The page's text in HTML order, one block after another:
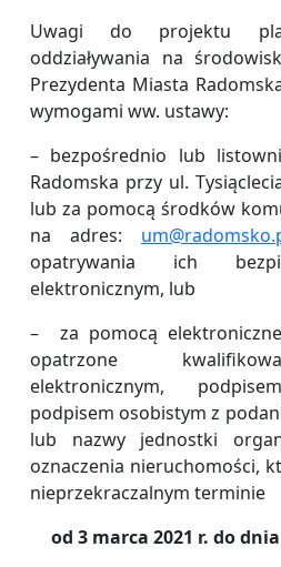
Uwagi do projektu
oddziaływania na
Prezydenta Miasta
wymogami ww. ustawy:
– bezpośrednio lub
Radomska przy ul.
lub za pomocą środków
na adres:
opatrywania ich
elektronicznym, lub
– za pomocą
opatrzone
elektronicznym,
podpisem osobistym z
lub nazwy jednostki
oznaczenia nieruchomości,
nieprzekraczalnym terminie
od 3 marca 2021 r. do